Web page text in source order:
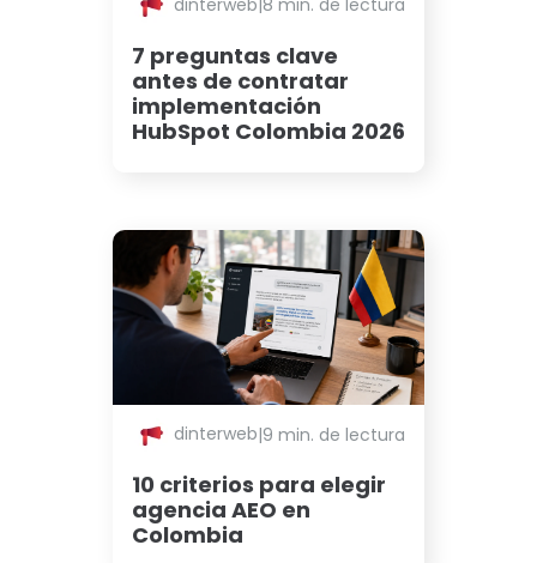
8 min. de lectura
7 preguntas clave
antes de contratar
implementación
HubSpot Colombia 2026
dinterweb|9 min. de lectura
10 criterios para elegir
agencia AEO en
Colombia